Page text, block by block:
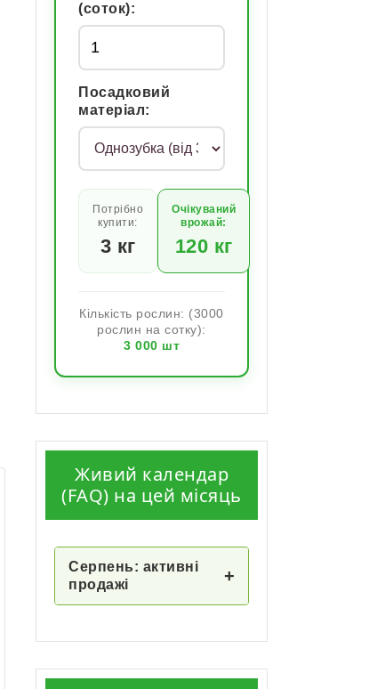
(соток):
Посадковий
матеріал:
Потрібно
купити:
3 кг
Очікуваний
врожай:
120 кг
Кількість рослин: (3000
рослин на сотку):
3 000 шт
Живий календар
(FAQ) на цей місяць
Серпень: активні
продажі
+